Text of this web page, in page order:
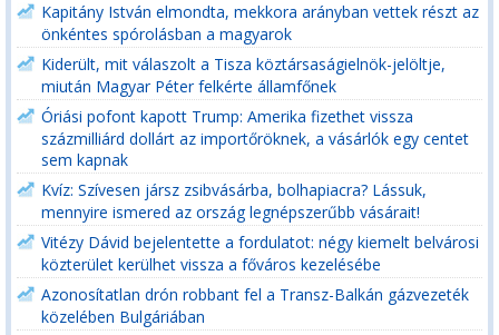
Kapitány István elmondta, mekkora arányban vettek részt az
önkéntes spórolásban a magyarok
Kiderült, mit válaszolt a Tisza köztársaságielnök-jelöltje,
miután Magyar Péter felkérte államfőnek
Óriási pofont kapott Trump: Amerika fizethet vissza
százmilliárd dollárt az importőröknek, a vásárlók egy centet
sem kapnak
Kvíz: Szívesen jársz zsibvásárba, bolhapiacra? Lássuk,
mennyire ismered az ország legnépszerűbb vásárait!
Vitézy Dávid bejelentette a fordulatot: négy kiemelt belvárosi
közterület kerülhet vissza a főváros kezelésébe
Azonosítatlan drón robbant fel a Transz-Balkán gázvezeték
közelében Bulgáriában